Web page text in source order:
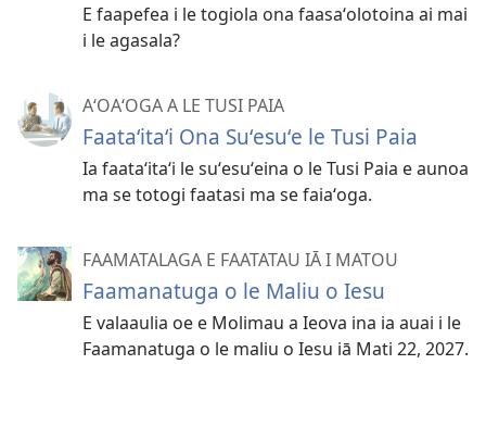
E faapefea i le togiola ona faasaʻolotoina ai mai
i le agasala?
AʻOAʻOGA A LE TUSI PAIA
Faataʻitaʻi Ona Suʻesuʻe le Tusi Paia
Ia faataʻitaʻi le suʻesuʻeina o le Tusi Paia e aunoa
ma se totogi faatasi ma se faiaʻoga.
FAAMATALAGA E FAATATAU IĀ I MATOU
Faamanatuga o le Maliu o Iesu
E valaaulia oe e Molimau a Ieova ina ia auai i le
Faamanatuga o le maliu o Iesu iā Mati 22, 2027.